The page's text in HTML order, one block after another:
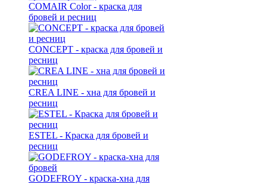
COMAIR Color - краска для
бровей и ресниц
CONCEPT - краска для бровей и
ресниц
CREA LINE - хна для бровей и
ресниц
ESTEL - Краска для бровей и
ресниц
GODEFROY - краска-хна для